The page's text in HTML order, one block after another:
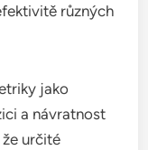
různých
jako
a návratnost
určité